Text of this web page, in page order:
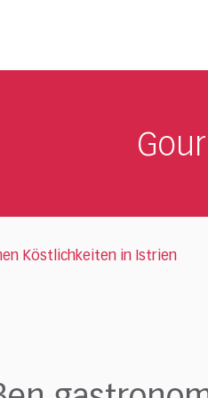
Köstlichkeiten in Istrien